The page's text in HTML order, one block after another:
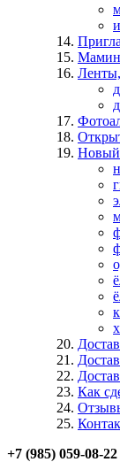
Новый
Как
+7 (985) 059-08-22